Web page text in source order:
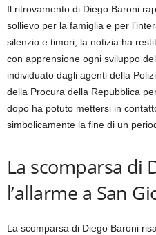
Il ritrovamento di Diego Baroni
sollievo per la famiglia e per
silenzio e timori, la notizia ha
con apprensione ogni sviluppo
individuato dagli agenti della
della Procura della Repubblica
dopo ha potuto mettersi in
simbolicamente la fine di un
La scomparsa di
l’allarme a San
La scomparsa di Diego Baroni